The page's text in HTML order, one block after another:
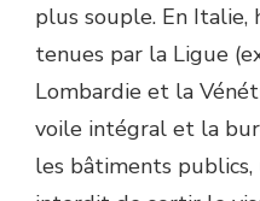
plus souple. En Italie,
tenues par la Ligue
Lombardie et la
voile intégral et la
les bâtiments publics,